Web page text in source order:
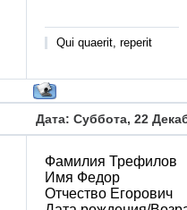
Qui quaerit, reperit
Дата: Суббота, 22
Фамилия Трефилов
Имя Федор
Отчество Егорович